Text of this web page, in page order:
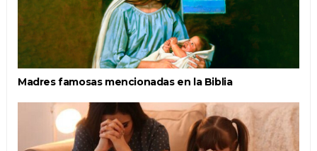
Madres famosas mencionadas en la Biblia